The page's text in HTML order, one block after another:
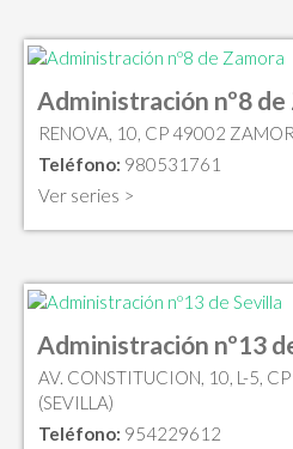
Administración nº8 de
RENOVA, 10, CP 49002
Teléfono: 980531761
Ver series >
Administración nº13
AV. CONSTITUCION, 10, L-5,
(SEVILLA)
Teléfono: 954229612